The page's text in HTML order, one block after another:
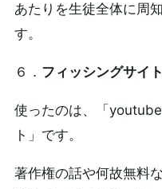
あたりを生徒全体に周
す。
６． フィッシングサイ
使ったのは、「
ト」です。
著作権の話や何故無料